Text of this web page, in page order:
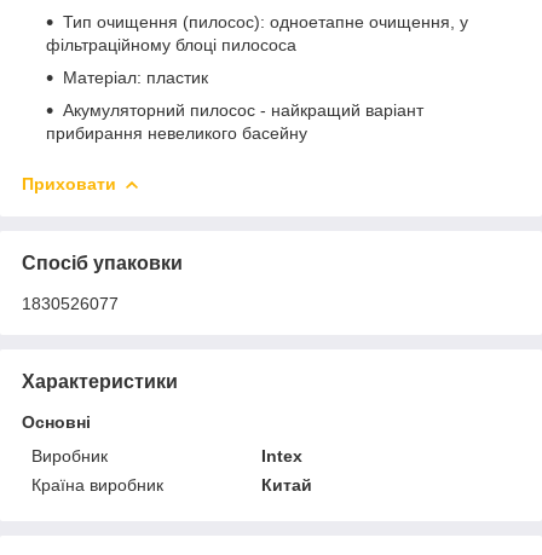
Тип очищення (пилосос): одноетапне очищення, у
фільтраційному блоці пилососа
Матеріал: пластик
Акумуляторний пилосос - найкращий варіант
прибирання невеликого басейну
Приховати
Спосіб упаковки
1830526077
Характеристики
Основні
Виробник
Intex
Країна виробник
Китай